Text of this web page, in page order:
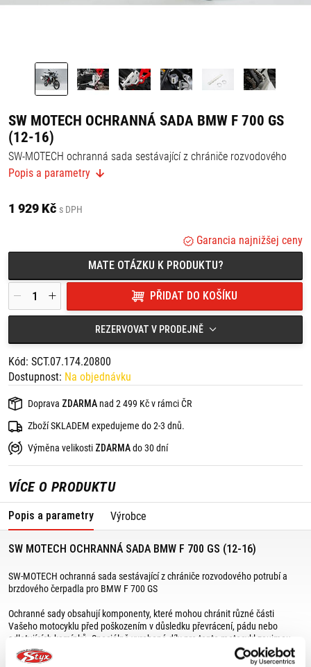
SW MOTECH OCHRANNÁ SADA BMW F 700 GS
(12-16)
SW-MOTECH ochranná sada sestávající z chrániče rozvodového
potrubí a brzdového čerpadla pro BMW F 700 GS
části Vašeho motocyklu před poškozením v důsledku převrácení,
pádu nebo odletujících kamínků. Speciálně vyrobené díly pro tento
namontovány na originální upevňovací body a ladit s estetikou
1 x kryt rozvodového potrubí,
1 x ochrana brzdového čerpadla,
montážní materiál,
Popis a parametry
1 929 Kč s DPH
Garancia najnižšej ceny
MATE OTÁZKU K PRODUKTU?
PŘIDAT DO KOŠÍKU
REZERVOVAT V PRODEJNĚ
Kód: SCT.07.174.20800
Dostupnost: Na objednávku
Doprava ZDARMA nad 2 499 Kč v rámci ČR
Zboží SKLADEM expedujeme do 2-3 dnů.
Výměna velikosti ZDARMAdo 30 dní
VÍCE O PRODUKTU
Popis a parametry Výrobce
SW MOTECH OCHRANNÁ SADA BMW F 700 GS (12-16)
SW-MOTECH ochranná sada sestávající z chrániče rozvodového potrubí a
brzdového čerpadla pro BMW F 700 GS
Ochranné sady obsahují komponenty, které mohou chránit různé části
Vašeho motocyklu před poškozením v důsledku převrácení, pádu nebo
odletujících kamínků. Speciálně vyrobené díly pro tento motocykl zaujmou
optimálním umístěním. Mohou být namontovány na originální upevňovací
body a ladit s estetikou motocyklu.